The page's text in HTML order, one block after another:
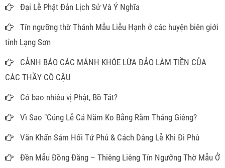
Đại Lễ Phật Đản Lịch Sử Và Ý Nghĩa
Tín ngưỡng thờ Thánh Mẫu Liễu Hạnh ở các huyện biên giới
tỉnh Lạng Sơn
CẢNH BÁO CÁC MÁNH KHÓE LỪA ĐẢO LÀM TIỀN CỦA
CÁC THẦY CÔ CẬU
Có bao nhiêu vị Phật, Bồ Tát?
Vì Sao "Cúng Lễ Cả Năm Ko Bằng Rằm Tháng Giêng?
Văn Khấn Sám Hối Tứ Phủ & Cách Dâng Lễ Khi Đi Phủ
Đền Mẫu Đồng Đăng – Thiêng Liêng Tín Ngưỡng Thờ Mẫu Ở